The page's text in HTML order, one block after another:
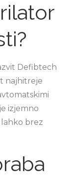
Defibtech
najhitreje
izjemno
brez